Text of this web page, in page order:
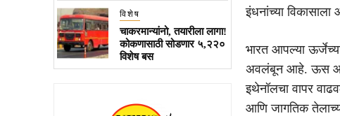
विशेष
चाकरमान्यांनो, तयारीला लागा!
कोकणासाठी सोडणार ५,२२०
विशेष बस
इंधनांच्या विकासाला
भारत आपल्या
अवलंबून आहे. ऊस आणि
इथेनॉलचा वापर
आणि जागतिक